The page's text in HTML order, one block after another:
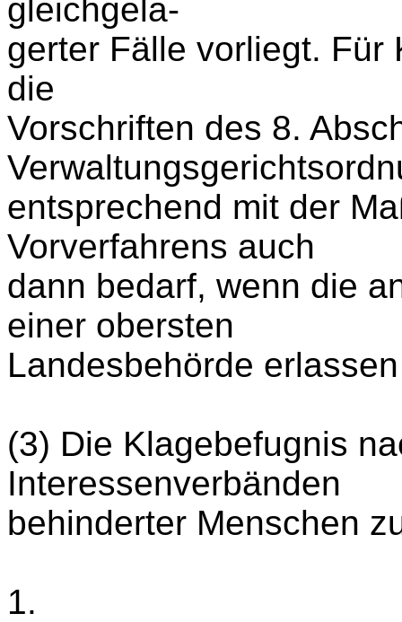
gleichgela-
gerter Fälle vorliegt. Für
die
Vorschriften des 8.
entsprechend mit der
Vorverfahrens auch
dann bedarf, wenn die
einer obersten
Landesbehörde
(3) Die Klagebefugnis
Interessenverbänden
behinderter Menschen
1.